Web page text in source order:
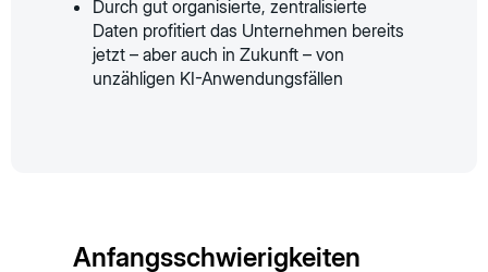
Durch gut organisierte, zentralisierte
Daten profitiert das Unternehmen bereits
jetzt – aber auch in Zukunft – von
unzähligen KI-Anwendungsfällen
Anfangsschwierigkeiten